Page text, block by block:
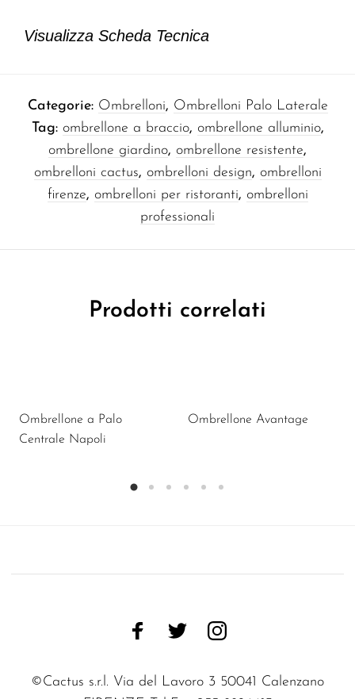
Visualizza Scheda Tecnica
Categorie: Ombrelloni, Ombrelloni Palo Laterale
Tag: ombrellone a braccio, ombrellone alluminio,
ombrellone giardino, ombrellone resistente,
ombrelloni cactus, ombrelloni design, ombrelloni
firenze, ombrelloni per ristoranti, ombrelloni
professionali
Prodotti correlati
Ombrellone a Palo
Centrale Napoli
Ombrellone Avantage
©Cactus s.r.l. Via del Lavoro 3 50041 Calenzano